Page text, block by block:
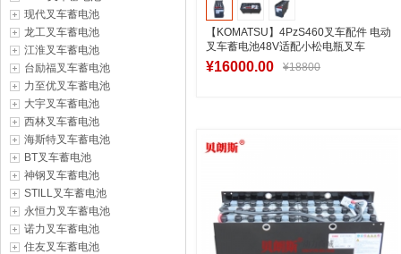
现代叉车蓄电池
龙工叉车蓄电池
江淮叉车蓄电池
台励福叉车蓄电池
力至优叉车蓄电池
大宇叉车蓄电池
西林叉车蓄电池
海斯特叉车蓄电池
BT叉车蓄电池
神钢叉车蓄电池
STILL叉车蓄电池
永恒力叉车蓄电池
诺力叉车蓄电池
住友叉车蓄电池
【KOMATSU】4PzS460叉车配件 电动
叉车蓄电池48V适配小松电瓶叉车
FB25RL用电池
¥16000.00 ¥18800